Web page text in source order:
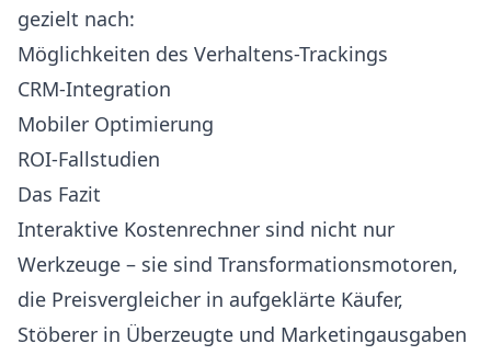
gezielt nach:
Möglichkeiten des Verhaltens-Trackings
CRM-Integration
Mobiler Optimierung
ROI-Fallstudien
Das Fazit
Interaktive Kostenrechner sind nicht nur
Werkzeuge – sie sind Transformationsmotoren,
die Preisvergleicher in aufgeklärte Käufer,
Stöberer in Überzeugte und Marketingausgaben